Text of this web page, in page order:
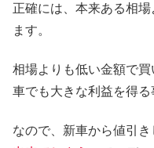
正確には、本来ある相
ます。
相場よりも低い金額で
車でも大きな利益を得る
なので、新車から値引き